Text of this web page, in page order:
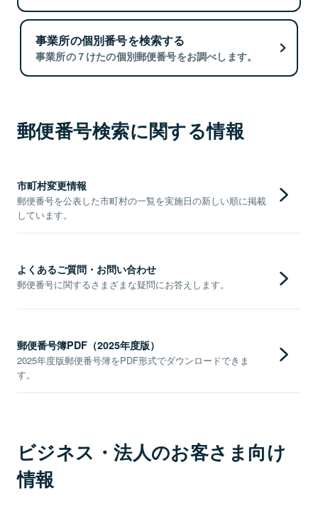
事業所の個別番号を検索する
事業所の７けたの個別郵便番号をお調べします。
郵便番号検索に関する情報
市町村変更情報
郵便番号を公表した市町村の一覧を実施日の新しい順に掲載
しています。
よくあるご質問・お問い合わせ
郵便番号に関するさまざまな疑問にお答えします。
郵便番号簿PDF（2025年度版）
2025年度版郵便番号簿をPDF形式でダウンロードできま
す。
ビジネス・法人のお客さま向け
情報